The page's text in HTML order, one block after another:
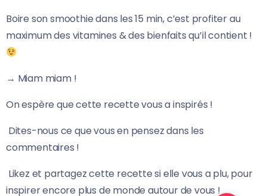
Boire son smoothie dans les 15 min, c’est profiter au
maximum des vitamines & des bienfaits qu’il contient !
→ Miam miam !
On espère que cette recette vous a inspirés !
Dites-nous ce que vous en pensez dans les
commentaires !
Likez et partagez cette recette si elle vous a plu, pour
inspirer encore plus de monde autour de vous !